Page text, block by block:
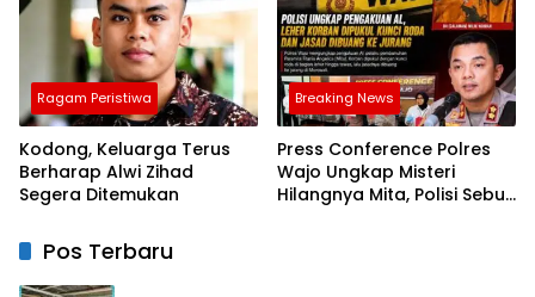
Ragam Peristiwa
Kodong, Keluarga Terus
Berharap Alwi Zihad
Segera Ditemukan
Breaking News
Press Conference Polres
Wajo Ungkap Misteri
Hilangnya Mita, Polisi Sebut
Pos Terbaru